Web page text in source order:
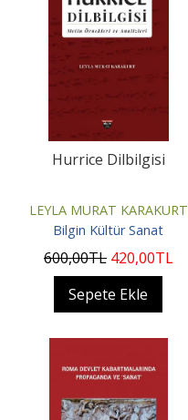
Hurrice Dilbilgisi
LEYLA MURAT KARAKURT
Bilgin Kültür Sanat
600,00TL 420,00TL
Sepete Ekle